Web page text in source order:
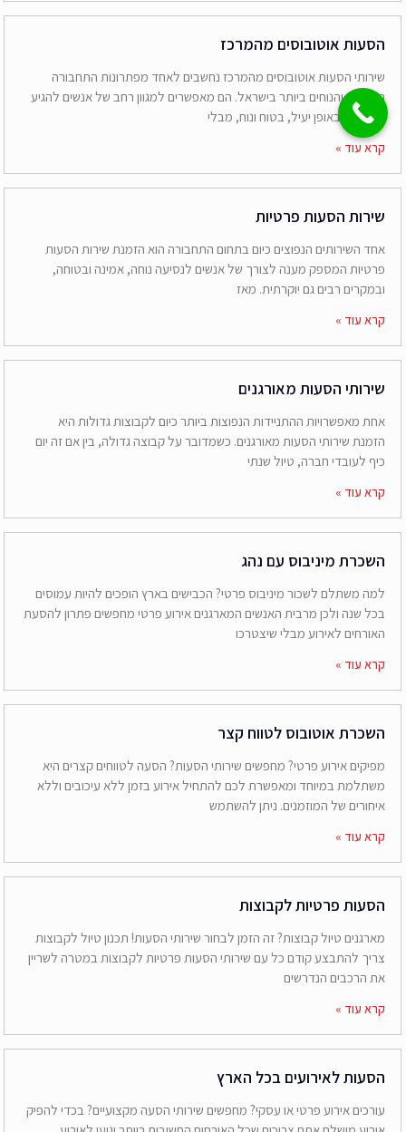
הסעות אוטובוסים מהמרכז
שירותי הסעות אוטובוסים מהמרכז נחשבים לאחד מפתרונות התחבורה
הנפוצים והנוחים ביותר בישראל. הם מאפשרים למגוון רחב של אנשים להגיע
ליעדיהם באופן יעיל, בטוח ונוח, מבלי
קרא עוד »
שירות הסעות פרטיות
אחד השירותים הנפוצים כיום בתחום התחבורה הוא הזמנת שירות הסעות
פרטיות המספק מענה לצורך של אנשים לנסיעה נוחה, אמינה ובטוחה,
ובמקרים רבים גם יוקרתית. מאז
קרא עוד »
שירותי הסעות מאורגנים
אחת מאפשרויות ההתניידות הנפוצות ביותר כיום לקבוצות גדולות היא
הזמנת שירותי הסעות מאורגנים. כשמדובר על קבוצה גדולה, בין אם זה יום
כיף לעובדי חברה, טיול שנתי
קרא עוד »
השכרת מיניבוס עם נהג
למה משתלם לשכור מיניבוס פרטי? הכבישים בארץ הופכים להיות עמוסים
בכל שנה ולכן מרבית האנשים המארגנים אירוע פרטי מחפשים פתרון להסעת
האורחים לאירוע מבלי שיצטרכו
קרא עוד »
השכרת אוטובוס לטווח קצר
מפיקים אירוע פרטי? מחפשים שירותי הסעות? הסעה לטווחים קצרים היא
משתלמת במיוחד ומאפשרת לכם להתחיל אירוע בזמן ללא עיכובים וללא
איחורים של המוזמנים. ניתן להשתמש
קרא עוד »
הסעות פרטיות לקבוצות
מארגנים טיול קבוצות? זה הזמן לבחור שירותי הסעות! תכנון טיול לקבוצות
צריך להתבצע קודם כל עם שירותי הסעות פרטיות לקבוצות במטרה לשריין
את הרכבים הנדרשים
קרא עוד »
הסעות לאירועים בכל הארץ
עורכים אירוע פרטי או עסקי? מחפשים שירותי הסעה מקצועיים? בכדי להפיק